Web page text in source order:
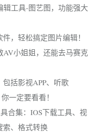
辑工具-图艺图，功能强大
，轻松搞定图片编辑！
小姐姐，还能去马赛克
括影视APP、听歌
一定要看看！
合集：IOS下载工具、视
索、格式转换